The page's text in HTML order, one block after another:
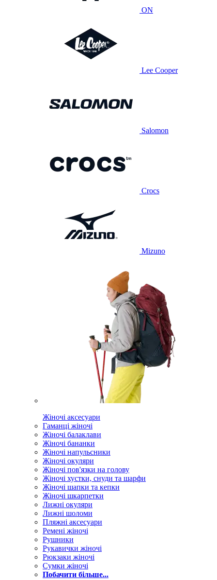
ON
Lee Cooper
Salomon
Crocs
Mizuno
Жіночі аксесуари
Гаманці жіночі
Жіночі балаклави
Жіночі бананки
Жіночі напульсники
Жіночі окуляри
Жіночі пов'язки на голову
Жіночі хустки, снуди та шарфи
Жіночі шапки та кепки
Жіночі шкарпетки
Лижні окуляри
Лижні шоломи
Пляжні аксесуари
Ремені жіночі
Рушники
Рукавички жіночі
Рюкзаки жіночі
Сумки жіночі
Побачити більше...